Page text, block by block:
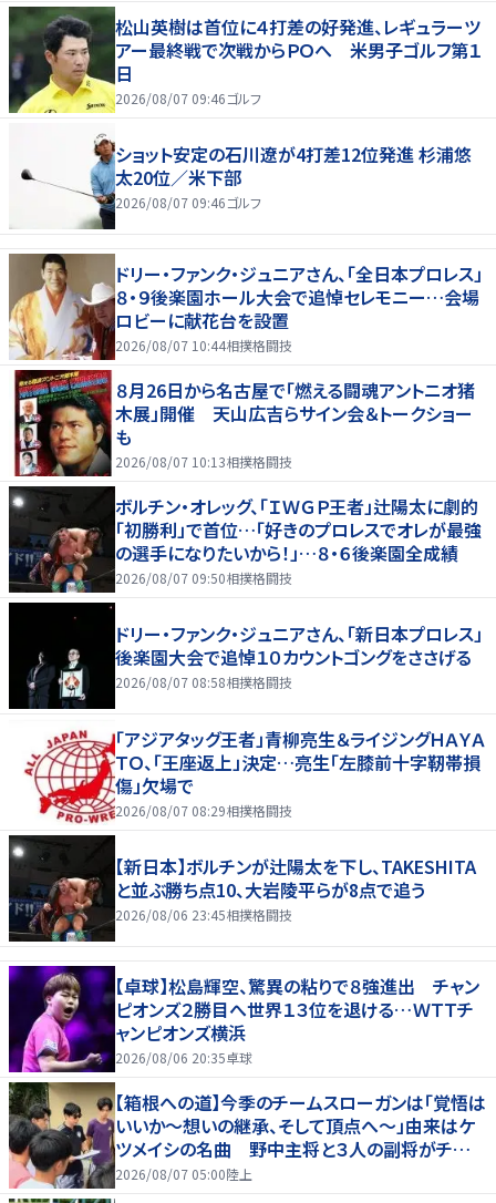
松山英樹は首位に４打差の好発進、レギュラーツ
アー最終戦で次戦からＰＯへ 米男子ゴルフ第１
日
2026/08/07 09:46ゴルフ
ショット安定の石川遼が4打差12位発進 杉浦悠
太20位／米下部
2026/08/07 09:46ゴルフ
ドリー・ファンク・ジュニアさん、「全日本プロレス」
８・９後楽園ホール大会で追悼セレモニー…会場
ロビーに献花台を設置
2026/08/07 10:44相撲格闘技
８月26日から名古屋で「燃える闘魂アントニオ猪
木展」開催 天山広吉らサイン会＆トークショー
も
2026/08/07 10:13相撲格闘技
ボルチン・オレッグ、「ＩＷＧＰ王者」辻陽太に劇的
「初勝利」で首位…「好きのプロレスでオレが最強
の選手になりたいから！」…８・６後楽園全成績
2026/08/07 09:50相撲格闘技
ドリー・ファンク・ジュニアさん、「新日本プロレス」
後楽園大会で追悼１０カウントゴングをささげる
2026/08/07 08:58相撲格闘技
「アジアタッグ王者」青柳亮生＆ライジングＨＡＹＡ
ＴＯ、「王座返上」決定…亮生「左膝前十字靭帯損
傷」欠場で
2026/08/07 08:29相撲格闘技
【新日本】ボルチンが辻陽太を下し、TAKESHITA
と並ぶ勝ち点10、大岩陵平らが8点で追う
2026/08/06 23:45相撲格闘技
【卓球】松島輝空、驚異の粘りで８強進出 チャン
ピオンズ２勝目へ世界１３位を退ける…ＷＴＴチ
ャンピオンズ横浜
2026/08/06 20:35卓球
【箱根への道】今季のチームスローガンは「覚悟は
いいか～想いの継承、そして頂点へ～」由来はケ
ツメイシの名曲 野中主将と３人の副将がチーム
を引っ張る…夏合宿特集第１弾、国学院大
2026/08/07 05:00陸上